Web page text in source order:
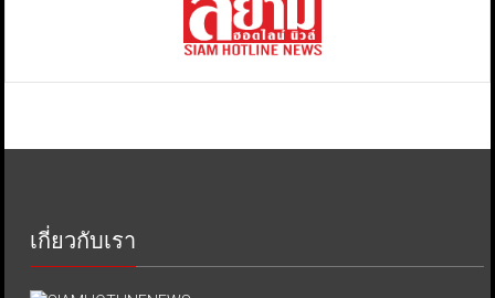
เกี่ยวกับเรา